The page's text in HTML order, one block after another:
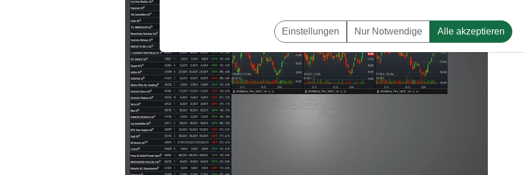
Einstellungen Nur Notwendige Alle akzeptieren